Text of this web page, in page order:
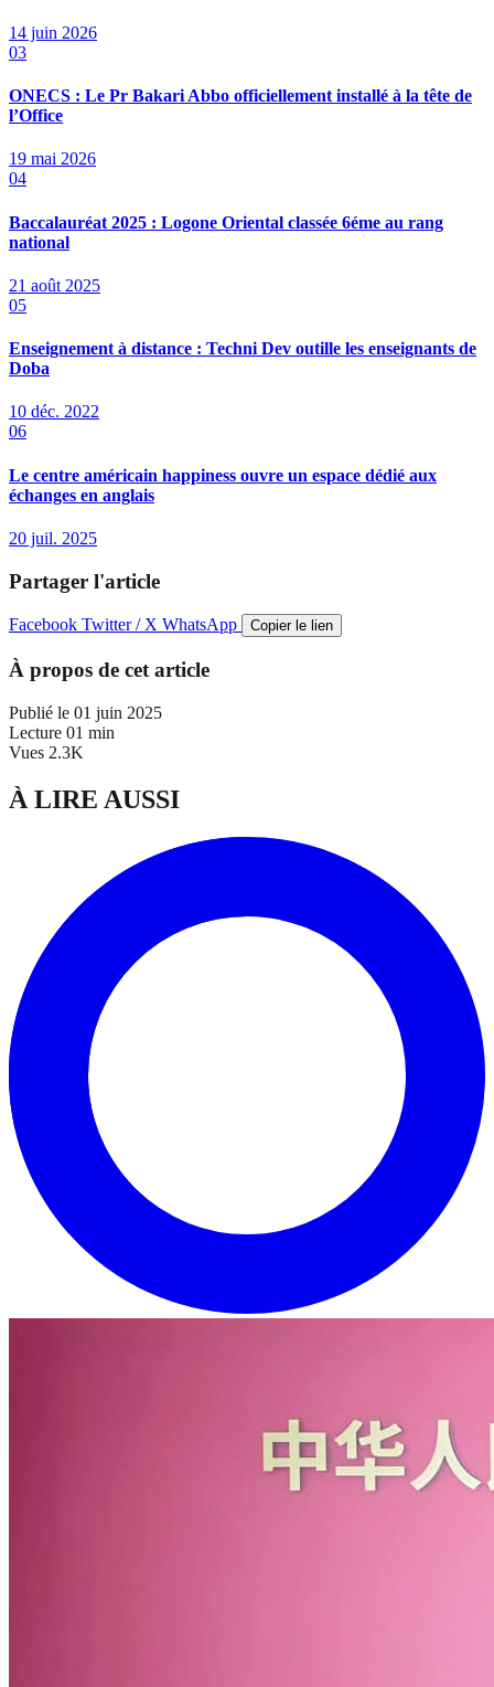
14 juin 2026
03
ONECS : Le Pr Bakari Abbo officiellement installé à la tête de
l’Office
19 mai 2026
04
Baccalauréat 2025 : Logone Oriental classée 6éme au rang
national
21 août 2025
05
Enseignement à distance : Techni Dev outille les enseignants de
Doba
10 déc. 2022
06
Le centre américain happiness ouvre un espace dédié aux
échanges en anglais
20 juil. 2025
Partager l'article
Facebook Twitter / X WhatsApp Copier le lien
À propos de cet article
Publié le 01 juin 2025
Lecture 01 min
Vues 2.3K
À LIRE AUSSI